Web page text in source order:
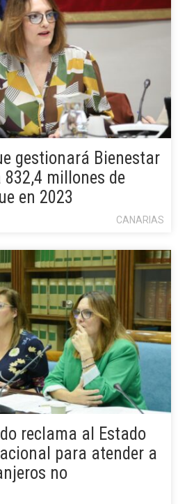
gestionará Bienestar
millones de
en 2023
CANARIAS
reclama al Estado
para atender a
no